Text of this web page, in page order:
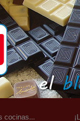
cocinas...